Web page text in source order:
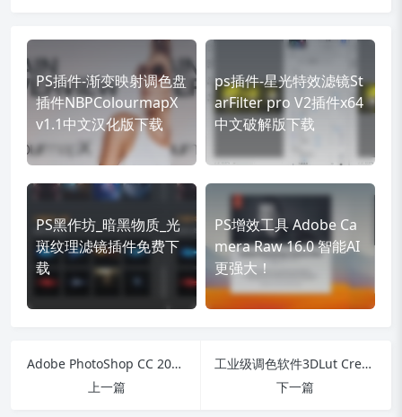
PS插件-渐变映射调色盘
插件NBPColourmapX
v1.1中文汉化版下载
ps插件-星光特效滤镜St
arFilter pro V2插件x64
中文破解版下载
PS黑作坊_暗黑物质_光
斑纹理滤镜插件免费下
载
PS增效工具 Adobe Ca
mera Raw 16.0 智能AI
更强大！
Adobe PhotoShop CC 2017 简体中文便携破解版
上一篇
工业级调色软件3DLut Creator Pro v1.52中文完美版下载
下一篇